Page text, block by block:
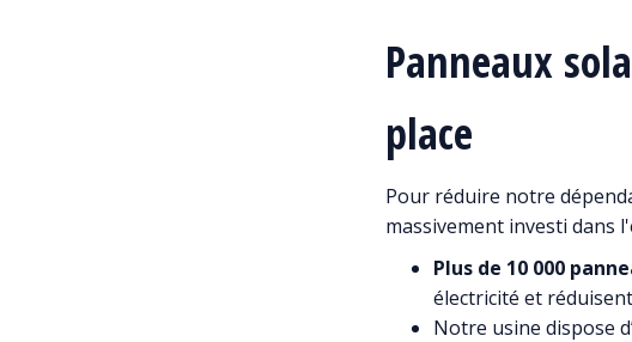
Panneaux
place
Pour réduire notre
massivement investi dans
Plus de 10 000
électricité et
Notre usine dispose